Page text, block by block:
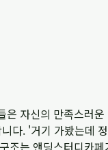
자신의 만족스러
다. '거기 가봤는데
조는 앤딩스터디카페